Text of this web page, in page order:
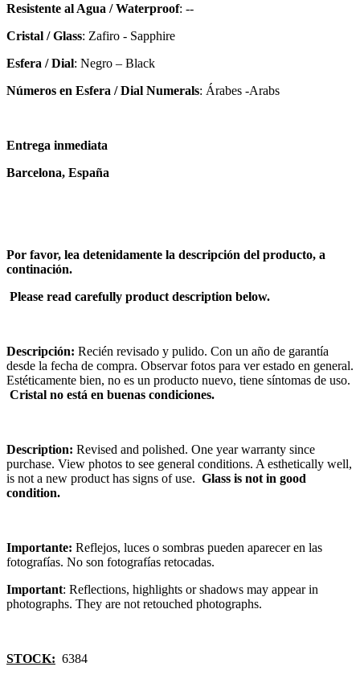
Resistente al Agua / Waterproof: --
Cristal / Glass: Zafiro - Sapphire
Esfera / Dial: Negro – Black
Números en Esfera / Dial Numerals: Árabes -Arabs
Entrega inmediata
Barcelona, España
Por favor, lea detenidamente la descripción del producto, a
continación.
Please read carefully product description below.
Descripción: Recién revisado y pulido. Con un año de garantía
desde la fecha de compra. Observar fotos para ver estado en general.
Estéticamente bien, no es un producto nuevo, tiene síntomas de uso.
Cristal no está en buenas condiciones.
Description: Revised and polished. One year warranty since
purchase. View photos to see general conditions. A esthetically well,
is not a new product has signs of use. Glass is not in good
condition.
Importante: Reflejos, luces o sombras pueden aparecer en las
fotografías. No son fotografías retocadas.
Important: Reflections, highlights or shadows may appear in
photographs. They are not retouched photographs.
STOCK: 6384